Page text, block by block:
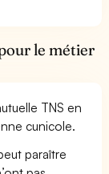
le métier
TNS en
cunicole.
paraître